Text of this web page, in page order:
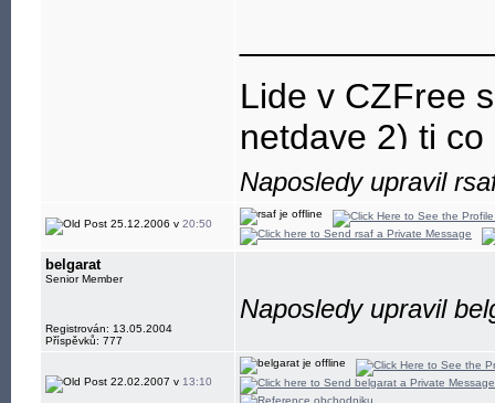
Lide v CZFree
netdave 2) ti
Naposledy upravil
25.12.2006 v 20:50
belgarat
Senior Member
Registrován: 13.05.2004
Příspěvků: 777
Naposledy upravil
22.02.2007 v 13:10